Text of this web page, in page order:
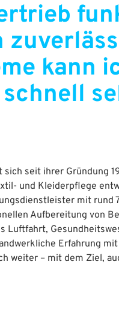
kann
seit ihrer Gründung
und Kleiderpflege
mit rund
Aufbereitung von
Luftfahrt,
Erfahrung
weiter – mit dem Ziel,